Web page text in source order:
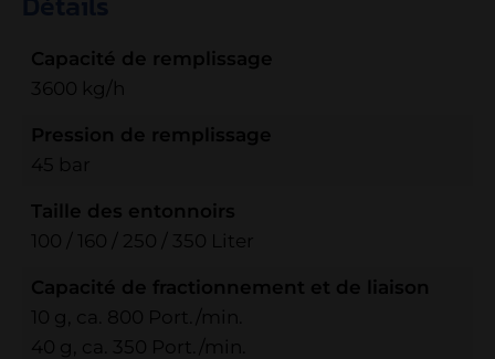
Capacité de remplissage
3600 kg/h
Pression de remplissage
45 bar
Taille des entonnoirs
100 / 160 / 250 / 350 Liter
Capacité de fractionnement et de liaison
10 g, ca. 800 Port./min.
40 g, ca. 350 Port./min.